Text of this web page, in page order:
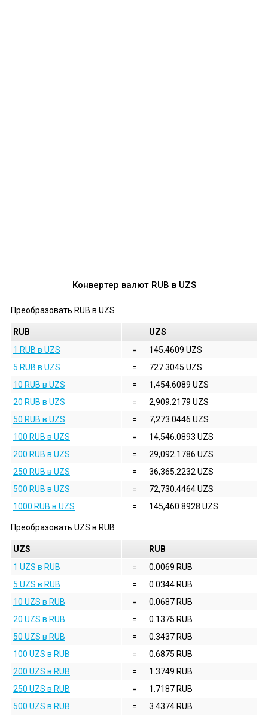
Конвертер валют RUB в UZS
Преобразовать RUB в UZS
RUB
UZS
1 RUB в UZS
=
145.4609 UZS
5 RUB в UZS
=
727.3045 UZS
10 RUB в UZS
=
1,454.6089 UZS
20 RUB в UZS
=
2,909.2179 UZS
50 RUB в UZS
=
7,273.0446 UZS
100 RUB в UZS
=
14,546.0893 UZS
200 RUB в UZS
=
29,092.1786 UZS
250 RUB в UZS
=
36,365.2232 UZS
500 RUB в UZS
=
72,730.4464 UZS
1000 RUB в UZS
= 145,460.8928 UZS
Преобразовать UZS в RUB
UZS
RUB
1 UZS в RUB
=
0.0069 RUB
5 UZS в RUB
=
0.0344 RUB
10 UZS в RUB
=
0.0687 RUB
20 UZS в RUB
=
0.1375 RUB
50 UZS в RUB
=
0.3437 RUB
100 UZS в RUB
=
0.6875 RUB
200 UZS в RUB
=
1.3749 RUB
250 UZS в RUB
=
1.7187 RUB
500 UZS в RUB
=
3.4374 RUB